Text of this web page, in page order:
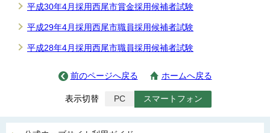
平成30年4月採用西尾市賞金採用候補者試験
平成29年4月採用西尾市職員採用候補者試験
平成28年4月採用西尾市職員採用候補者試験
前のページへ戻る ホームへ戻る
表示切替 PC スマートフォン